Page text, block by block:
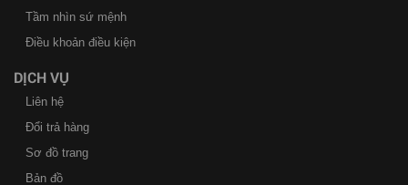
Tầm nhìn sứ mệnh
Điều khoản điều kiện
DỊCH VỤ
Liên hệ
Đổi trả hàng
Sơ đồ trang
Bản đồ